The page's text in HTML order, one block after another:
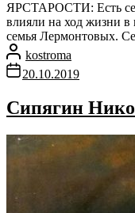
ЯРСТАРОСТИ: Есть
влияли на ход жизни
семья Лермонтовых.
kostroma
20.10.2019
Сипягин